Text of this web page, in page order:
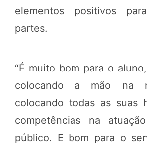
elementos positivos
partes.
“É muito bom para o
colocando a mão na
colocando todas as suas
competências na
público. E bom para o